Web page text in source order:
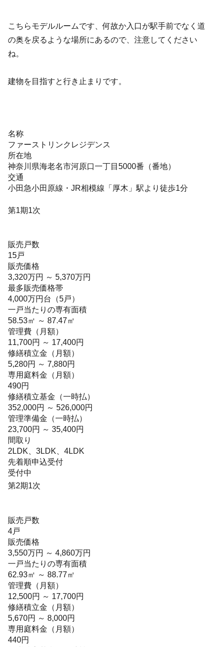
こちらモデルルームです、何故か入口が駅手前でなく道
の奥を戻るような場所にあるので、注意してください
ね。
建物を目指すと行き止まりです。
名称
ファーストリンクレジデンス
所在地
神奈川県海老名市河原口一丁目5000番（番地）
交通
小田急小田原線・JR相模線「厚木」駅より徒歩1分
第1期1次
販売戸数
15戸
販売価格
3,320万円 ～ 5,370万円
最多販売価格帯
4,000万円台（5戸）
一戸当たりの専有面積
58.53㎡ ～ 87.47㎡
管理費（月額）
11,700円 ～ 17,400円
修繕積立金（月額）
5,280円 ～ 7,880円
専用庭料金（月額）
490円
修繕積立基金（一時払）
352,000円 ～ 526,000円
管理準備金（一時払）
23,700円 ～ 35,400円
間取り
2LDK、3LDK、4LDK
先着順申込受付
受付中
第2期1次
販売戸数
4戸
販売価格
3,550万円 ～ 4,860万円
一戸当たりの専有面積
62.93㎡ ～ 88.77㎡
管理費（月額）
12,500円 ～ 17,700円
修繕積立金（月額）
5,670円 ～ 8,000円
専用庭料金（月額）
440円